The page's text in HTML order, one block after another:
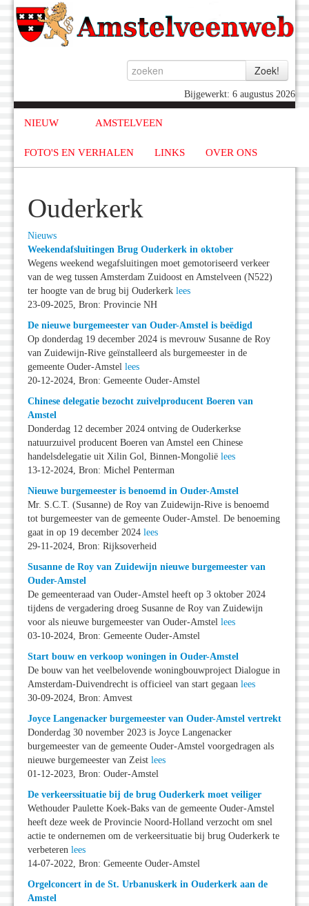
Bijgewerkt: 6 augustus 2026
NIEUW AMSTELVEEN
FOTO'S EN VERHALEN LINKS OVER ONS
Ouderkerk
Nieuws
Weekendafsluitingen Brug Ouderkerk in oktober
Wegens weekend wegafsluitingen moet gemotoriseerd verkeer
van de weg tussen Amsterdam Zuidoost en Amstelveen (N522)
ter hoogte van de brug bij Ouderkerk lees
23-09-2025, Bron: Provincie NH
De nieuwe burgemeester van Ouder-Amstel is beëdigd
Op donderdag 19 december 2024 is mevrouw Susanne de Roy
van Zuidewijn-Rive geïnstalleerd als burgemeester in de
gemeente Ouder-Amstel lees
20-12-2024, Bron: Gemeente Ouder-Amstel
Chinese delegatie bezocht zuivelproducent Boeren van
Amstel
Donderdag 12 december 2024 ontving de Ouderkerkse
natuurzuivel producent Boeren van Amstel een Chinese
handelsdelegatie uit Xilin Gol, Binnen-Mongolië lees
13-12-2024, Bron: Michel Penterman
Nieuwe burgemeester is benoemd in Ouder-Amstel
Mr. S.C.T. (Susanne) de Roy van Zuidewijn-Rive is benoemd
tot burgemeester van de gemeente Ouder-Amstel. De benoeming
gaat in op 19 december 2024 lees
29-11-2024, Bron: Rijksoverheid
Susanne de Roy van Zuidewijn nieuwe burgemeester van
Ouder-Amstel
De gemeenteraad van Ouder-Amstel heeft op 3 oktober 2024
tijdens de vergadering droeg Susanne de Roy van Zuidewijn
voor als nieuwe burgemeester van Ouder-Amstel lees
03-10-2024, Bron: Gemeente Ouder-Amstel
Start bouw en verkoop woningen in Ouder-Amstel
De bouw van het veelbelovende woningbouwproject Dialogue in
Amsterdam-Duivendrecht is officieel van start gegaan lees
30-09-2024, Bron: Amvest
Joyce Langenacker burgemeester van Ouder-Amstel vertrekt
Donderdag 30 november 2023 is Joyce Langenacker
burgemeester van de gemeente Ouder-Amstel voorgedragen als
nieuwe burgemeester van Zeist lees
01-12-2023, Bron: Ouder-Amstel
De verkeerssituatie bij de brug Ouderkerk moet veiliger
Wethouder Paulette Koek-Baks van de gemeente Ouder-Amstel
heeft deze week de Provincie Noord-Holland verzocht om snel
actie te ondernemen om de verkeersituatie bij brug Ouderkerk te
verbeteren lees
14-07-2022, Bron: Gemeente Ouder-Amstel
Orgelconcert in de St. Urbanuskerk in Ouderkerk aan de
Amstel